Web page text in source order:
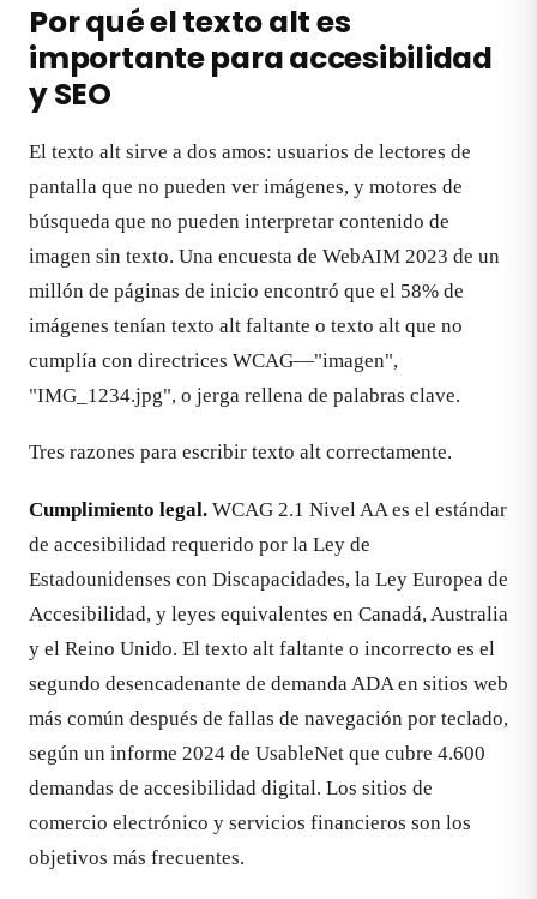
Por qué el texto alt es
importante para accesibilidad
y SEO
El texto alt sirve a dos amos: usuarios de lectores de
pantalla que no pueden ver imágenes, y motores de
búsqueda que no pueden interpretar contenido de
imagen sin texto. Una encuesta de WebAIM 2023 de un
millón de páginas de inicio encontró que el 58% de
imágenes tenían texto alt faltante o texto alt que no
cumplía con directrices WCAG—"imagen",
"IMG_1234.jpg", o jerga rellena de palabras clave.
Tres razones para escribir texto alt correctamente.
Cumplimiento legal. WCAG 2.1 Nivel AA es el estándar
de accesibilidad requerido por la Ley de
Estadounidenses con Discapacidades, la Ley Europea de
Accesibilidad, y leyes equivalentes en Canadá, Australia
y el Reino Unido. El texto alt faltante o incorrecto es el
segundo desencadenante de demanda ADA en sitios web
más común después de fallas de navegación por teclado,
según un informe 2024 de UsableNet que cubre 4.600
demandas de accesibilidad digital. Los sitios de
comercio electrónico y servicios financieros son los
objetivos más frecuentes.